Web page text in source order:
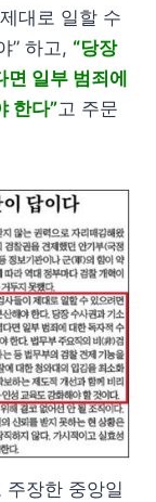
대로 일할 수
” 하고, “당장
일부 범죄에
한다”고 주문
장한 중앙일